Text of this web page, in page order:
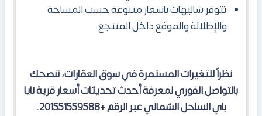
تتوفر شاليهات باسعار متنوعة حسب المساحة
والإطلالة والموقع داخل المنتجع.
نظراً للتغيرات المستمرة في سوق العقارات، ننصحك
بالتواصل الفوري لمعرفة أحدث تحديثات أسعار قرية نايا
باي الساحل الشمالي عبر الرقم +201551559588.